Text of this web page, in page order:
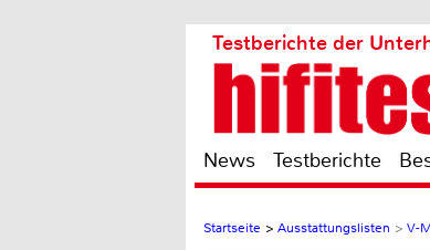
Testberichte der
News Testberichte
Startseite > Ausstattungslisten > V-